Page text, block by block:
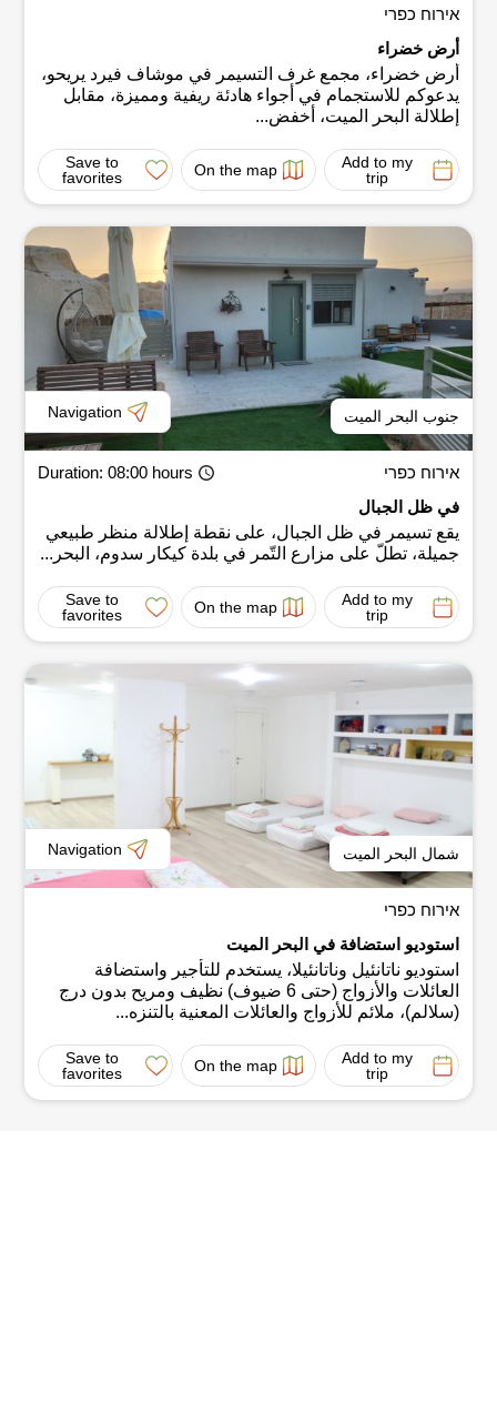
אירוח כפרי
أرض خضراء
أرض خضراء، مجمع غرف التسيمر في موشاف فيرد يريحو،
يدعوكم للاستجمام في أجواء هادئة ريفية ومميزة، مقابل
إطلالة البحر الميت، أخفض...
Add to my
trip
On the map
Save to
favorites
جنوب البحر الميت Navigation
אירוח כפרי Duration: 08:00 hours
في ظل الجبال
يقع تسيمر في ظل الجبال، على نقطة إطلالة منظر طبيعي
جميلة، تطلّ على مزارع التّمر في بلدة كيكار سدوم، البحر...
Add to my
trip
On the map
Save to
favorites
شمال البحر الميت Navigation
אירוח כפרי
استوديو استضافة في البحر الميت
استوديو ناتانئيل وناتانئيلا، يستخدم للتأجير واستضافة
العائلات والأزواج (حتى 6 ضيوف) نظيف ومريح بدون درج
(سلالم)، ملائم للأزواج والعائلات المعنية بالتنزه...
Add to my
trip
On the map
Save to
favorites